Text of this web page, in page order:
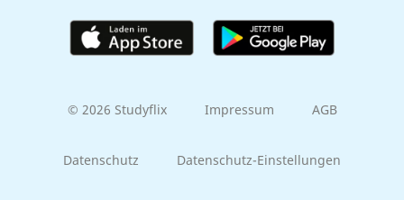
© 2026 Studyflix Impressum AGB
Datenschutz Datenschutz-Einstellungen